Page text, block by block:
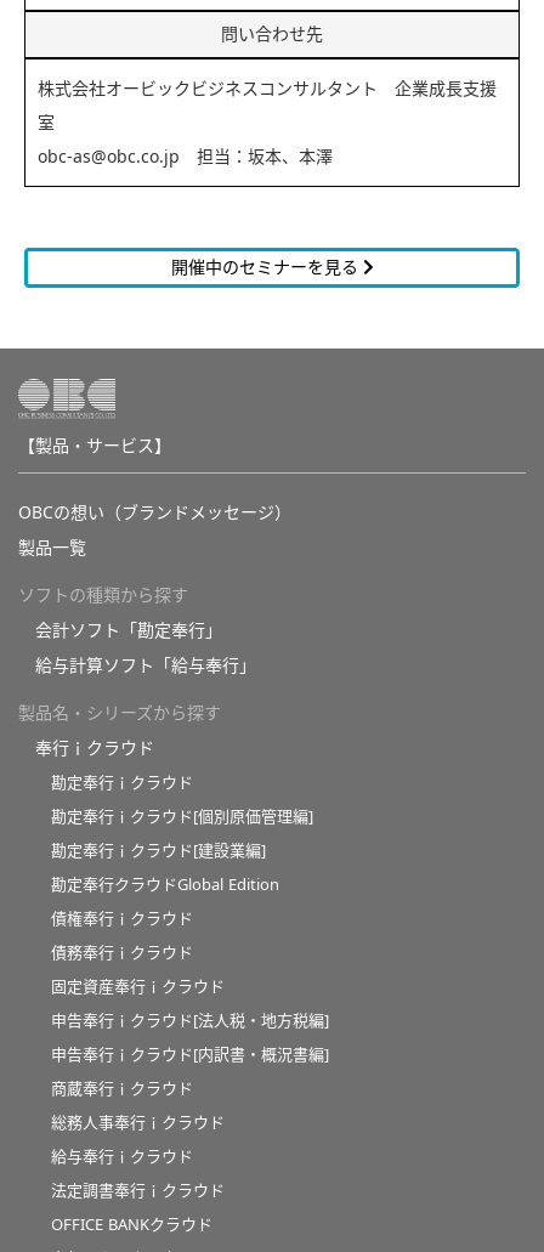
問い合わせ先
株式会社オービックビジネスコンサルタント 企業成長支援
室
obc-as@obc.co.jp 担当：坂本、本澤
開催中のセミナーを見る
【製品・サービス】
OBCの想い（ブランドメッセージ）
製品一覧
ソフトの種類から探す
会計ソフト「勘定奉行」
給与計算ソフト「給与奉行」
製品名・シリーズから探す
奉行ｉクラウド
勘定奉行ｉクラウド
勘定奉行ｉクラウド[個別原価管理編]
勘定奉行ｉクラウド[建設業編]
勘定奉行クラウドGlobal Edition
債権奉行ｉクラウド
債務奉行ｉクラウド
固定資産奉行ｉクラウド
申告奉行ｉクラウド[法人税・地方税編]
申告奉行ｉクラウド[内訳書・概況書編]
商蔵奉行ｉクラウド
総務人事奉行ｉクラウド
給与奉行ｉクラウド
法定調書奉行ｉクラウド
OFFICE BANKクラウド